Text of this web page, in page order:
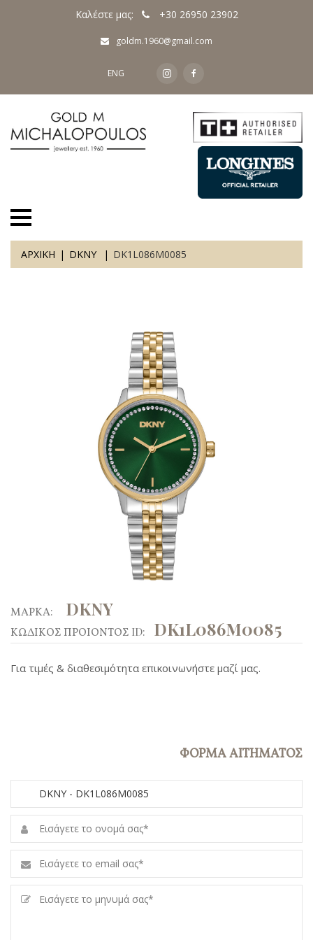
Καλέστε μας: +30 26950 23902
goldm.1960@gmail.com
ENG
ΑΡΧΙΚΗ DKNY DK1L086M0085
ΜΑΡΚΑ: DKNY
ΚΩΔΙΚΟΣ ΠΡΟΙΟΝΤΟΣ ID: DK1L086M0085
Για τιμές & διαθεσιμότητα επικοινωνήστε μαζί μας.
ΦΟΡΜΑ ΑΙΤΗΜΑΤΟΣ